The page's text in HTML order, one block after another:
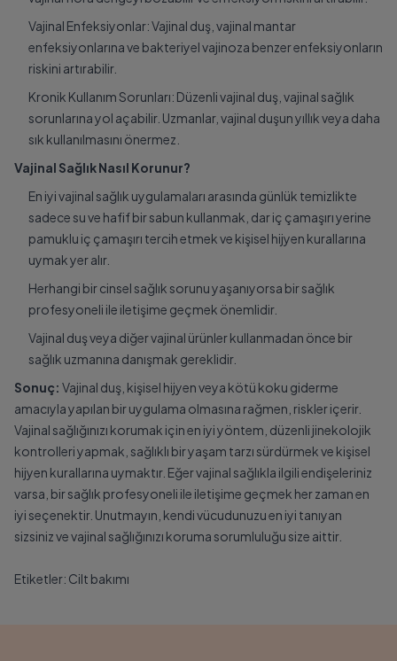
Vajinal Enfeksiyonlar: Vajinal duş, vajinal mantar
enfeksiyonlarına ve bakteriyel vajinoza benzer enfeksiyonların
riskini artırabilir.
Kronik Kullanım Sorunları: Düzenli vajinal duş, vajinal sağlık
sorunlarına yol açabilir. Uzmanlar, vajinal duşun yıllık veya daha
sık kullanılmasını önermez.
Vajinal Sağlık Nasıl Korunur?
En iyi vajinal sağlık uygulamaları arasında günlük temizlikte
sadece su ve hafif bir sabun kullanmak, dar iç çamaşırı yerine
pamuklu iç çamaşırı tercih etmek ve kişisel hijyen kurallarına
uymak yer alır.
Herhangi bir cinsel sağlık sorunu yaşanıyorsa bir sağlık
profesyoneli ile iletişime geçmek önemlidir.
Vajinal duş veya diğer vajinal ürünler kullanmadan önce bir
sağlık uzmanına danışmak gereklidir.
Sonuç: Vajinal duş, kişisel hijyen veya kötü koku giderme
amacıyla yapılan bir uygulama olmasına rağmen, riskler içerir.
Vajinal sağlığınızı korumak için en iyi yöntem, düzenli jinekolojik
kontrolleri yapmak, sağlıklı bir yaşam tarzı sürdürmek ve kişisel
hijyen kurallarına uymaktır. Eğer vajinal sağlıkla ilgili endişeleriniz
varsa, bir sağlık profesyoneli ile iletişime geçmek her zaman en
iyi seçenektir. Unutmayın, kendi vücudunuzu en iyi tanıyan
sizsiniz ve vajinal sağlığınızı koruma sorumluluğu size aittir.
Etiketler: Cilt bakımı